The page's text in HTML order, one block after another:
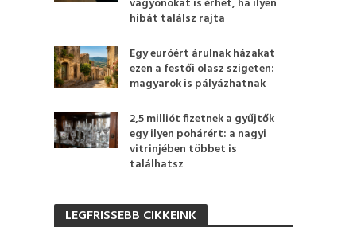
hibát találsz rajta
Egy euróért árulnak házakat
ezen a festői olasz szigeten:
magyarok is pályázhatnak
2,5 milliót fizetnek a gyűjtők
egy ilyen pohárért: a nagyi
vitrinjében többet is
találhatsz
LEGFRISSEBB CIKKEINK